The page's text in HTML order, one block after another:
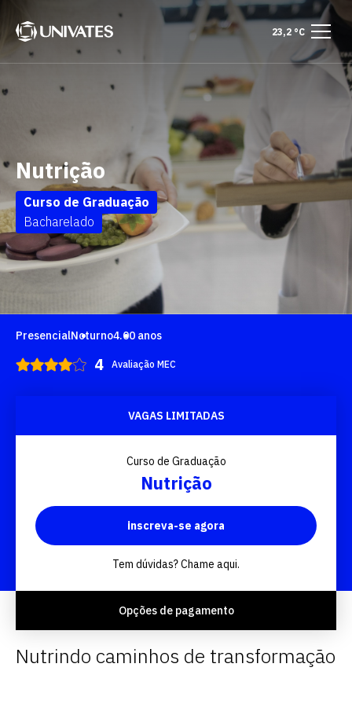
23,2 °C
Nutrição
Curso de Graduação
Bacharelado
PresencialNoturno4.00 anos
Avaliação MEC
VAGAS LIMITADAS
Curso de Graduação
Nutrição
inscreva-se agora
Tem dúvidas? Chame aqui.
Opções de pagamento
Nutrindo caminhos de transformação